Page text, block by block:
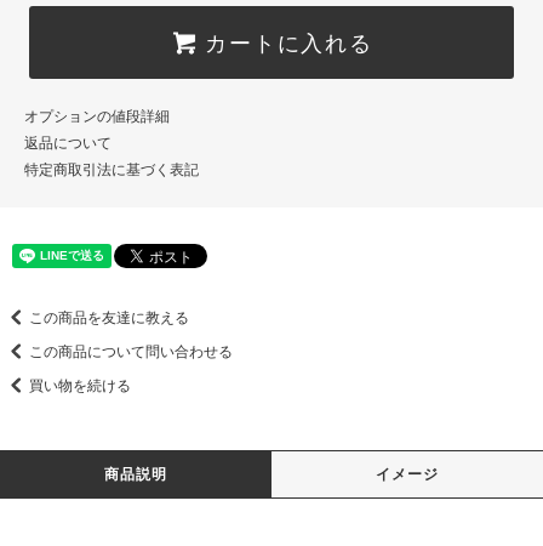
カートに入れる
オプションの値段詳細
返品について
特定商取引法に基づく表記
この商品を友達に教える
この商品について問い合わせる
買い物を続ける
商品説明 イメージ